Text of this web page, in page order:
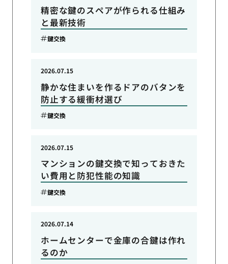
精密な鍵のスペアが作られる仕組み
と最新技術
鍵交換
静かな住まいを作るドアのバタンを
防止する緩衝材選び
2026.07.15
鍵交換
マンションの鍵交換で知っておきた
い費用と防犯性能の知識
2026.07.15
鍵交換
ホームセンターで金庫の合鍵は作れ
るのか
2026.07.14